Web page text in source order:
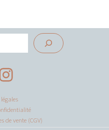
de vente (CGV)